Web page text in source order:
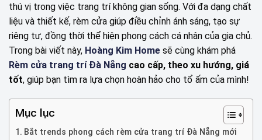
thú vị trong việc trang trí không gian sống. Với đa dạng chất
liệu và thiết kế, rèm cửa giúp điều chỉnh ánh sáng, tạo sự
riêng tư, đồng thời thể hiện phong cách cá nhân của gia chủ.
Trong bài viết này, Hoàng Kim Home sẽ cùng khám phá
Rèm cửa trang trí Đà Nẵng cao cấp, theo xu hướng, giá
tốt, giúp bạn tìm ra lựa chọn hoàn hảo cho tổ ấm của mình!
Mục lục
Bắt trends phong cách rèm cửa trang trí Đà Nẵng mới